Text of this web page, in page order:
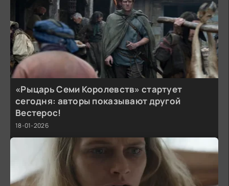
«Рыцарь Семи Королевств» стартует
сегодня: авторы показывают другой
Вестерос!
18-01-2026